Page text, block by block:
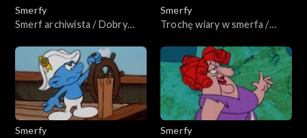
Smerfy
Smerf archiwista / Dobry
Smerfy
Trochę wiary w smerfa /
Smerfy
Smerfy